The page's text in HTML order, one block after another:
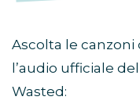
Ascolta le canzoni
l’audio ufficiale
Wasted: